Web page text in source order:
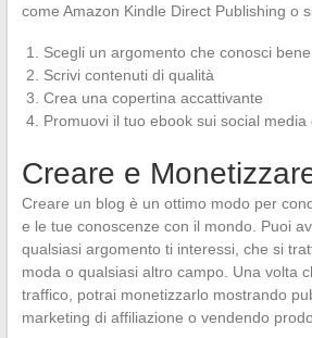
come Amazon Kindle Direct Publishing o
Scegli un argomento che conosci bene
Scrivi contenuti di qualità
Crea una copertina accattivante
Promuovi il tuo ebook sui social media
Creare e
Creare un blog è un ottimo modo per
e le tue conoscenze con il mondo. Puoi
qualsiasi argomento ti interessi, che si
moda o qualsiasi altro campo. Una volta
traffico, potrai monetizzarlo mostrando
marketing di affiliazione o vendendo